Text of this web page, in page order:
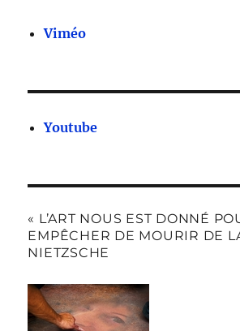
Viméo
Youtube
« L’ART NOUS EST DONNÉ
EMPÊCHER DE MOURIR DE
NIETZSCHE